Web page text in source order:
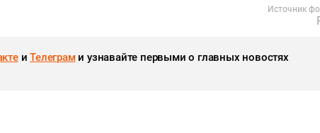
Источник
иТелеграми узнавайте первыми о главных новостях